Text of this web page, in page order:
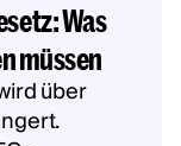
Was
müssen